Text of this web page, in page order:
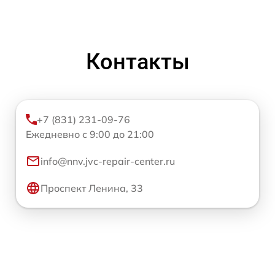
Контакты
+7 (831) 231-09-76
Ежедневно с 9:00 до 21:00
info@nnv.jvc-repair-center.ru
Проспект Ленина, 33